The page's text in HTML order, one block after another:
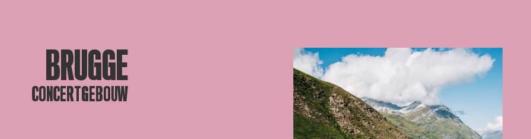
BRUGGE
CONCERTGEBOUW